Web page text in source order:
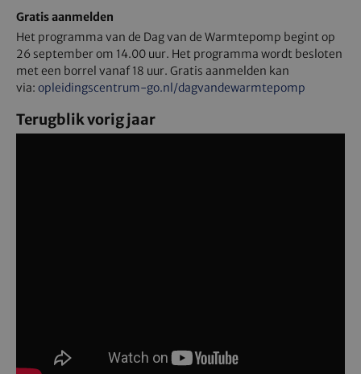
Gratis aanmelden
Het programma van de Dag van de Warmtepomp begint op
26 september om 14.00 uur. Het programma wordt besloten
met een borrel vanaf 18 uur. Gratis aanmelden kan
via: opleidingscentrum-go.nl/dagvandewarmtepomp
Terugblik vorig jaar